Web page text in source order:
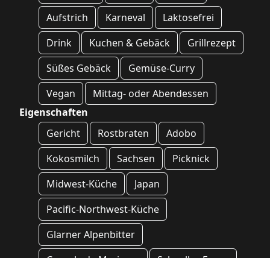
Aufstrich
Karneval
Laktosefrei
Drink
Kuchen & Gebäck
Grillrezept
Süßes Gebäck
Gemüse-Curry
Vegan
Mittag- oder Abendessen
Eigenschaften
Gericht
Rostbraten
Adobo
Kokosmilch
Sachsen
Picknick
Midwest-Küche
Japan
Pacific-Northwest-Küche
Glarner Alpenbitter